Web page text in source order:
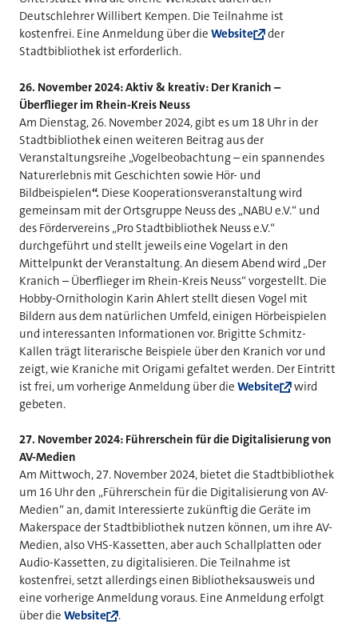
Deutschlehrer Willibert Kempen. Die Teilnahme ist
kostenfrei. Eine Anmeldung über die Website
der
Stadtbibliothek ist erforderlich.
26. November 2024: Aktiv & kreativ: Der Kranich –
Überflieger im Rhein-Kreis Neuss
Am Dienstag, 26. November 2024, gibt es um 18 Uhr in der
Stadtbibliothek einen weiteren Beitrag aus der
Veranstaltungsreihe „Vogelbeobachtung – ein spannendes
Naturerlebnis mit Geschichten sowie Hör- und
Bildbeispielen“. Diese Kooperationsveranstaltung wird
gemeinsam mit der Ortsgruppe Neuss des „NABU e.V.“ und
des Fördervereins „Pro Stadtbibliothek Neuss e.V.“
durchgeführt und stellt jeweils eine Vogelart in den
Mittelpunkt der Veranstaltung. An diesem Abend wird „Der
Kranich – Überflieger im Rhein-Kreis Neuss“ vorgestellt. Die
Hobby-Ornithologin Karin Ahlert stellt diesen Vogel mit
Bildern aus dem natürlichen Umfeld, einigen Hörbeispielen
und interessanten Informationen vor. Brigitte Schmitz-
Kallen trägt literarische Beispiele über den Kranich vor und
zeigt, wie Kraniche mit Origami gefaltet werden. Der Eintritt
ist frei, um vorherige Anmeldung über die Website
wird
gebeten.
27. November 2024: Führerschein für die Digitalisierung von
AV-Medien
Am Mittwoch, 27. November 2024, bietet die Stadtbibliothek
um 16 Uhr den „Führerschein für die Digitalisierung von AV-
Medien“ an, damit Interessierte zukünftig die Geräte im
Makerspace der Stadtbibliothek nutzen können, um ihre AV-
Medien, also VHS-Kassetten, aber auch Schallplatten oder
Audio-Kassetten, zu digitalisieren. Die Teilnahme ist
kostenfrei, setzt allerdings einen Bibliotheksausweis und
eine vorherige Anmeldung voraus. Eine Anmeldung erfolgt
über die Website .